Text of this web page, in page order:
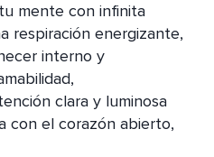
mente con infinita
respiración energizante,
interno y
clara y luminosa
con el corazón abierto,